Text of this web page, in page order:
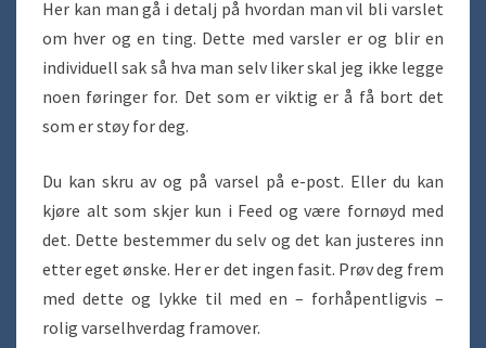
Her kan man gå i detalj på hvordan man vil bli varslet
om hver og en ting. Dette med varsler er og blir en
individuell sak så hva man selv liker skal jeg ikke legge
noen føringer for. Det som er viktig er å få bort det
som er støy for deg.
Du kan skru av og på varsel på e-post. Eller du kan
kjøre alt som skjer kun i Feed og være fornøyd med
det. Dette bestemmer du selv og det kan justeres inn
etter eget ønske. Her er det ingen fasit. Prøv deg frem
med dette og lykke til med en – forhåpentligvis –
rolig varselhverdag framover.